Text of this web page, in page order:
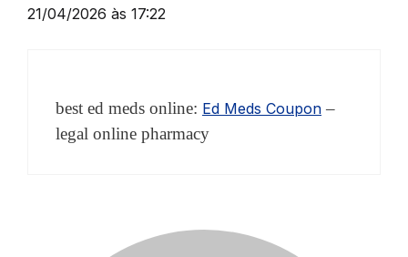
21/04/2026 às 17:22
best ed meds online: Ed Meds Coupon –
legal online pharmacy